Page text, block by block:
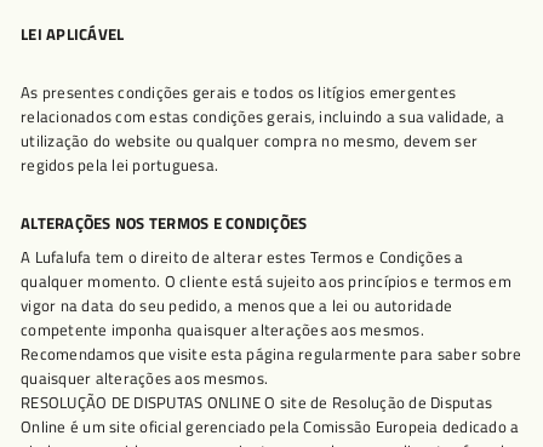
LEI APLICÁVEL
As presentes condições gerais e todos os litígios emergentes
relacionados com estas condições gerais, incluindo a sua validade, a
utilização do website ou qualquer compra no mesmo, devem ser
regidos pela lei portuguesa.
ALTERAÇÕES NOS TERMOS E CONDIÇÕES
A Lufalufa tem o direito de alterar estes Termos e Condições a
qualquer momento. O cliente está sujeito aos princípios e termos em
vigor na data do seu pedido, a menos que a lei ou autoridade
competente imponha quaisquer alterações aos mesmos.
Recomendamos que visite esta página regularmente para saber sobre
quaisquer alterações aos mesmos.
RESOLUÇÃO DE DISPUTAS ONLINE O site de Resolução de Disputas
Online é um site oficial gerenciado pela Comissão Europeia dedicado a